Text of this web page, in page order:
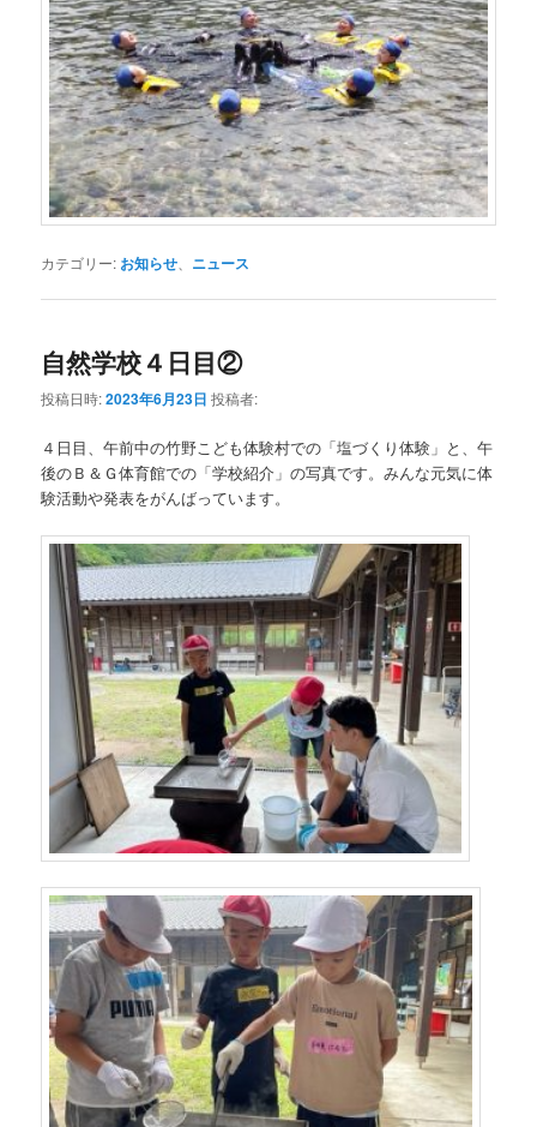
カテゴリー: お知らせ ニュース
自然学校４日目②
投稿日時:2023年6月23日 投稿者:
４日目、午前中の竹野こども体験村での「塩づくり体験」と、午
後のＢ＆Ｇ体育館での「学校紹介」の写真です。みんな元気に体
験活動や発表をがんばっています。